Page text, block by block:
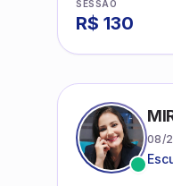
SESSÃO
R$ 130
08/